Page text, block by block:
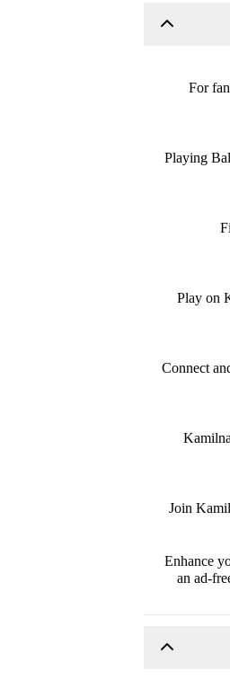
For
Playing
Play on
Connect
Join
Enhance
an ad-